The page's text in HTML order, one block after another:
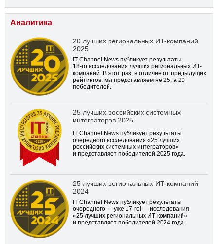
Аналитика
20 лучших региональных ИТ-компаний
2025
IT Channel News публикует результаты
18-го исследования лучших региональных ИТ-
компаний. В этот раз, в отличие от предыдущих
рейтингов, мы представляем не 25, а 20
победителей.
25 лучших российских системных
интеграторов 2025
IT Channel News публикует результаты
очередного исследования «25 лучших
российских системных интеграторов»
и представляет победителей 2025 года.
25 лучших региональных ИТ-компаний
2024
IT Channel News публикует результаты
очередного — уже 17-го! — исследования
«25 лучших региональных ИТ-компаний»
и представляет победителей 2024 года.